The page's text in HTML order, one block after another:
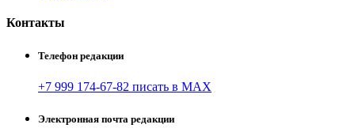
Контакты
Телефон редакции
+7 999 174-67-82 писать в MAX
Электронная почта редакции